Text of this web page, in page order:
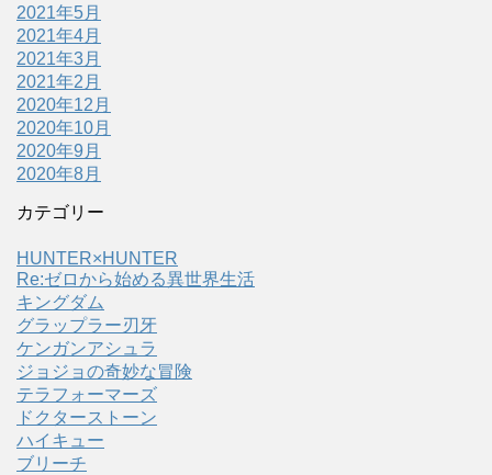
2021年5月
2021年4月
2021年3月
2021年2月
2020年12月
2020年10月
2020年9月
2020年8月
カテゴリー
HUNTER×HUNTER
Re:ゼロから始める異世界生活
キングダム
グラップラー刃牙
ケンガンアシュラ
ジョジョの奇妙な冒険
テラフォーマーズ
ドクターストーン
ハイキュー
ブリーチ